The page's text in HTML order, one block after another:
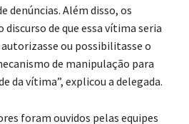
denúncias. Além disso, os
de que essa vítima seria
ou possibilitasse o
de manipulação para
da vítima”, explicou a delegada.
foram ouvidos pelas equipes